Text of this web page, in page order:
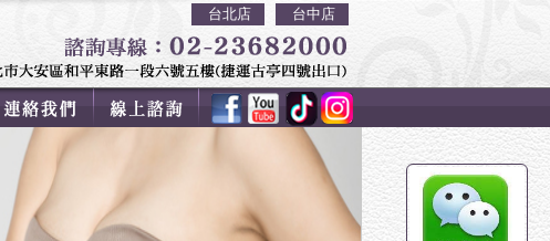
台北店 台中店